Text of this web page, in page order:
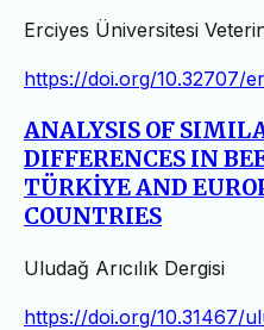
Erciyes Üniversitesi
https://doi.org/10.32707/
ANALYSIS OF
DIFFERENCES IN
TÜRKİYE AND
COUNTRIES
Uludağ Arıcılık Dergisi
https://doi.org/10.31467/